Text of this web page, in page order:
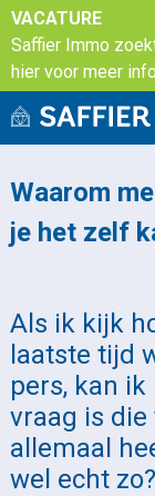
VACATURE
Saffier Immo
hier voor meer
Waarom
je het zelf
Als ik kijk
laatste tijd
pers, kan
vraag is
allemaal
wel echt zo?